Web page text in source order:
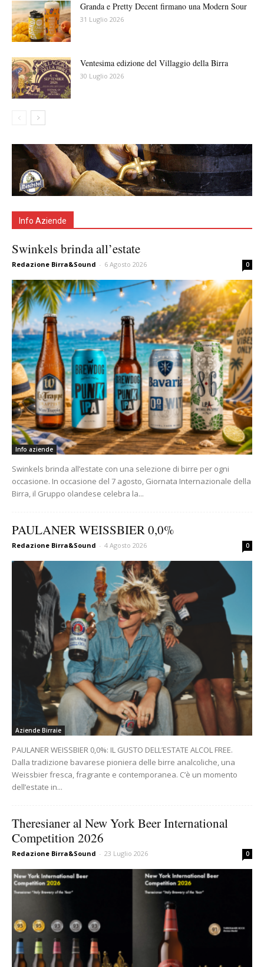
Granda e Pretty Decent firmano una Modern Sour
31 Luglio 2026
Ventesima edizione del Villaggio della Birra
30 Luglio 2026
Info Aziende
Swinkels brinda all’estate
Redazione Birra&Sound - 6 Agosto 2026 0
Info aziende
Swinkels brinda all’estate con una selezione di birre per ogni
occasione. In occasione del 7 agosto, Giornata Internazionale della
Birra, il Gruppo olandese celebra la...
PAULANER WEISSBIER 0,0%
Redazione Birra&Sound - 4 Agosto 2026 0
Aziende Birraie
PAULANER WEISSBIER 0,0%: IL GUSTO DELL’ESTATE ALCOL FREE.
Dalla tradizione bavarese pioniera delle birre analcoliche, una
Weissbier fresca, fragrante e contemporanea. C’è un momento
dell’estate in...
Theresianer al New York Beer International
Competition 2026
Redazione Birra&Sound - 23 Luglio 2026 0